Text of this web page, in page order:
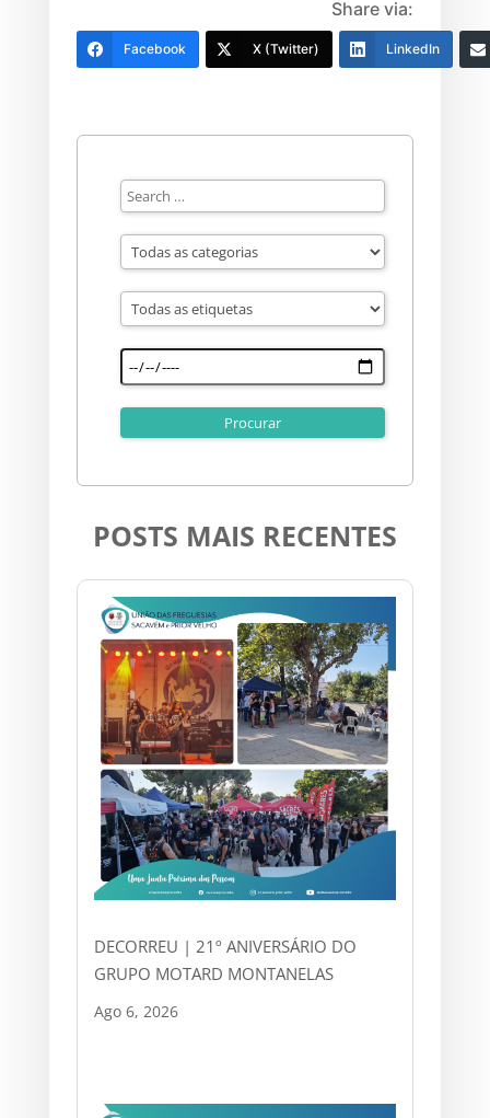
Share via:
Facebook X (Twitter) LinkedIn
POSTS MAIS RECENTES
DECORREU | 21º ANIVERSÁRIO DO
GRUPO MOTARD MONTANELAS
Ago 6, 2026